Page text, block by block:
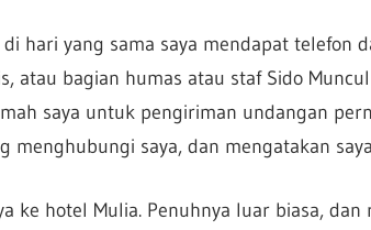
hari yang sama saya mendapat telefon
atau bagian humas atau staf Sido
saya untuk pengiriman undangan
menghubungi saya, dan mengatakan
ke hotel Mulia. Penuhnya luar biasa,